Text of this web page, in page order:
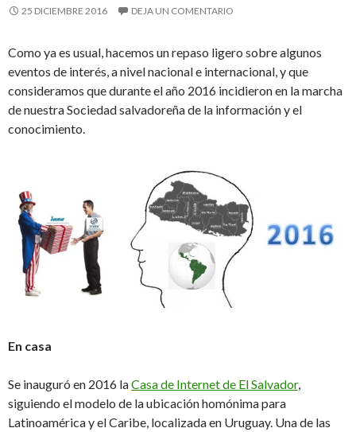
25 DICIEMBRE 2016 DEJA UN COMENTARIO
Como ya es usual, hacemos un repaso ligero sobre algunos
eventos de interés, a nivel nacional e internacional, y que
consideramos que durante el año 2016 incidieron en la marcha
de nuestra Sociedad salvadoreña de la información y el
conocimiento.
En casa
Se inauguró en 2016 laCasa de Internet de El Salvador,
siguiendo el modelo de la ubicación homónima para
Latinoamérica y el Caribe, localizada en Uruguay. Una de las